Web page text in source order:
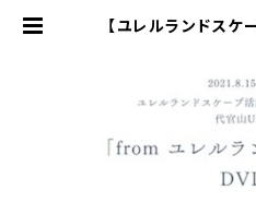
【ユレルランドスケ
最南端トラック